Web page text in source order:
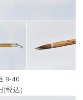
B-40
(税込)